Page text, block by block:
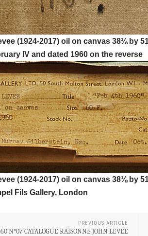
(1924-2017) oil on canvas 38⅛ by
IV and dated 1960 on the reverse
(1924-2017) oil on canvas 38⅛ by
Fils Gallery, London
PREVIOUS ARTICLE
N°07 CATALOGUE RAISONNE JOHN LEVEE